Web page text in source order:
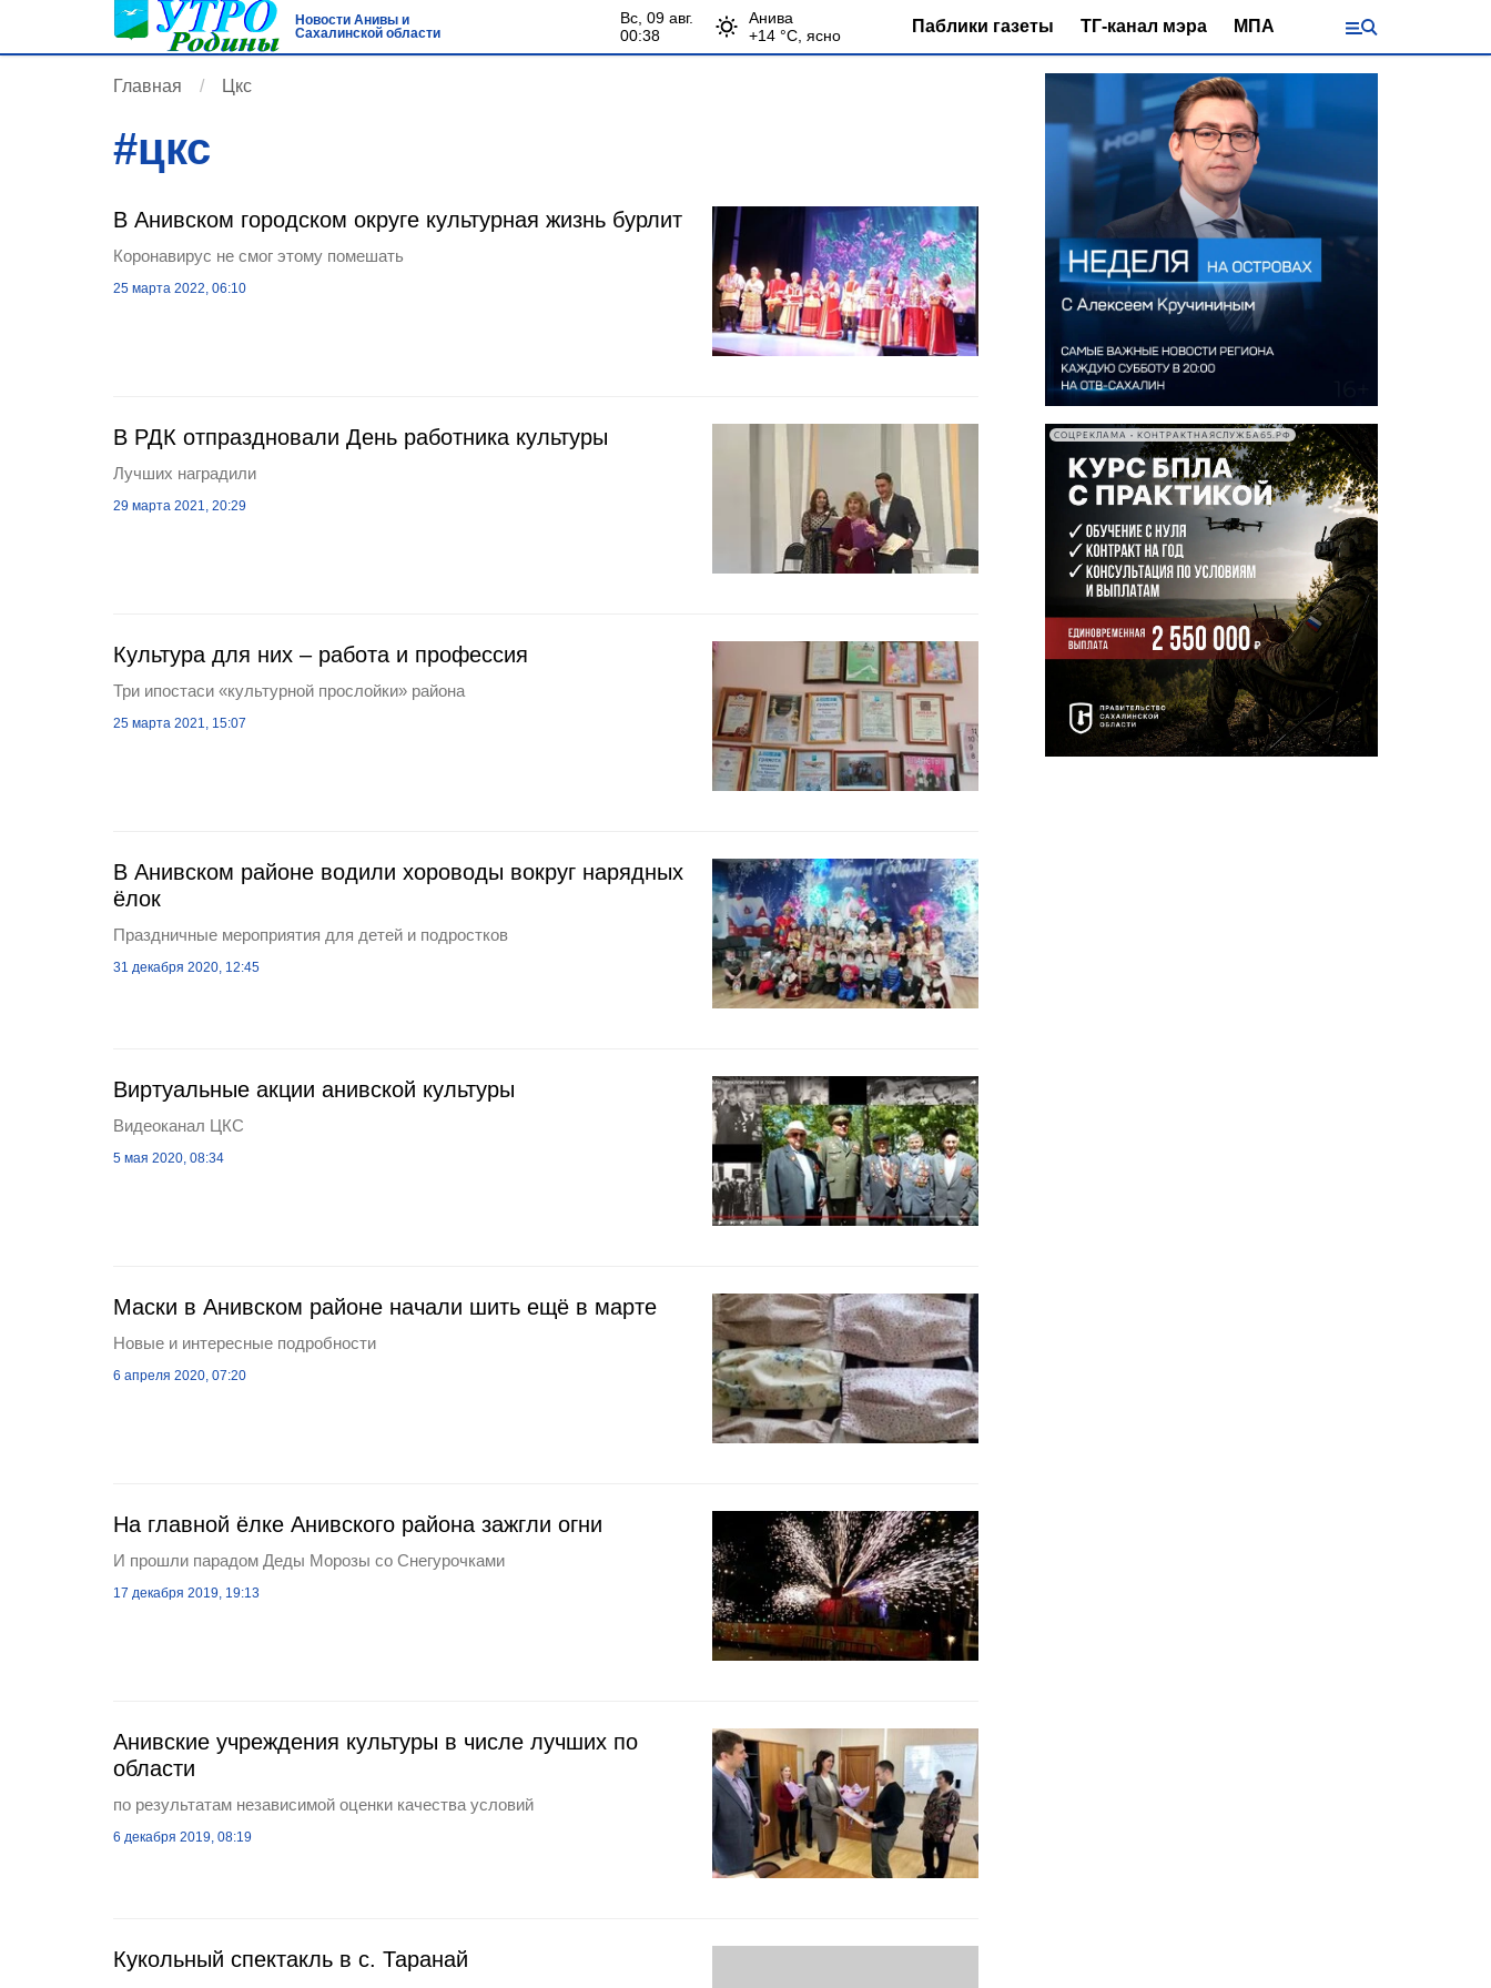
Новости Анивы и
Сахалинской области
вс, 09 авг.
00:38
Анива
+14 °С, ясно Паблики газеты ТГ-канал мэра МПА
Главная Цкс
#цкс
В Анивском городском округе культурная жизнь бурлит
Коронавирус не смог этому помешать
25 марта 2022, 06:10
В РДК отпраздновали День работника культуры
Лучших наградили
29 марта 2021, 20:29
Культура для них – работа и профессия
Три ипостаси «культурной прослойки» района
25 марта 2021, 15:07
В Анивском районе водили хороводы вокруг нарядных
ёлок
Праздничные мероприятия для детей и подростков
31 декабря 2020, 12:45
Виртуальные акции анивской культуры
Видеоканал ЦКС
5 мая 2020, 08:34
Маски в Анивском районе начали шить ещё в марте
Новые и интересные подробности
6 апреля 2020, 07:20
На главной ёлке Анивского района зажгли огни
И прошли парадом Деды Морозы со Снегурочками
17 декабря 2019, 19:13
Анивские учреждения культуры в числе лучших по
области
по результатам независимой оценки качества условий
6 декабря 2019, 08:19
Кукольный спектакль в с. Таранай
СОЦРЕКЛАМА • КОНТРАКТНАЯСЛУЖБА65.РФ